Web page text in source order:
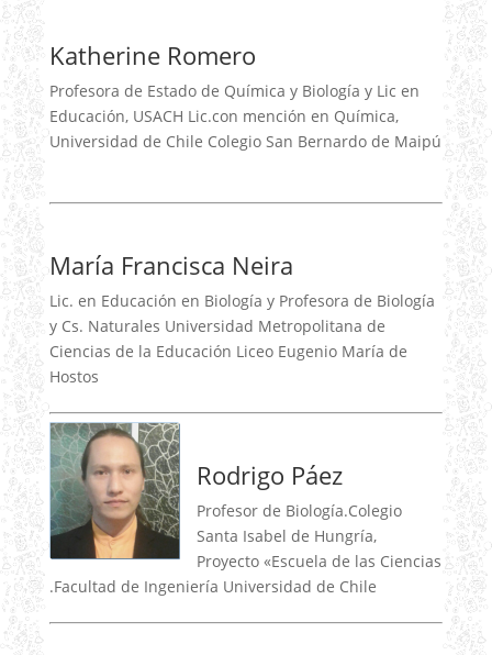
Katherine Romero
Profesora de Estado de Química y Biología y Lic en
Educación, USACH Lic.con mención en Química,
Universidad de Chile Colegio San Bernardo de Maipú
María Francisca Neira
Lic. en Educación en Biología y Profesora de Biología
y Cs. Naturales Universidad Metropolitana de
Ciencias de la Educación Liceo Eugenio María de
Hostos
Rodrigo Páez
Profesor de Biología.Colegio
Santa Isabel de Hungría,
Proyecto «Escuela de las Ciencias
.Facultad de Ingeniería Universidad de Chile